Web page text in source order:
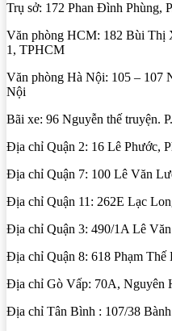
Trụ sở: 172 Phan Đình Phùng,
Văn phòng HCM: 182 Bùi Thị
1, TPHCM
Văn phòng Hà Nội: 105 – 107
Nội
Bãi xe: 96 Nguyễn thế truyện.
Địa chỉ Quận 2: 16 Lê Phước,
Địa chỉ Quận 7: 100 Lê Văn
Địa chỉ Quận 11: 262E Lạc
Địa chỉ Quận 3: 490/1A Lê
Địa chỉ Quận 8: 618 Phạm Thế
Địa chỉ Gò Vấp: 70A, Nguyên
Địa chỉ Tân Bình : 107/38